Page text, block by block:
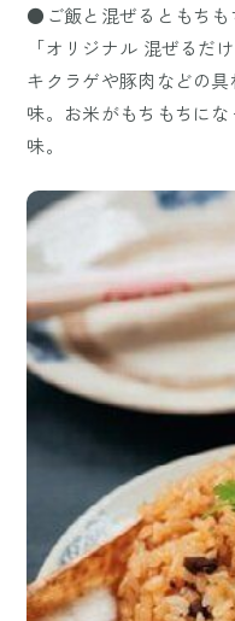
●ご飯と混ぜるともちも
「オリジナル 混ぜるだ
キクラゲや豚肉などの
味。お米がもちもちに
味。